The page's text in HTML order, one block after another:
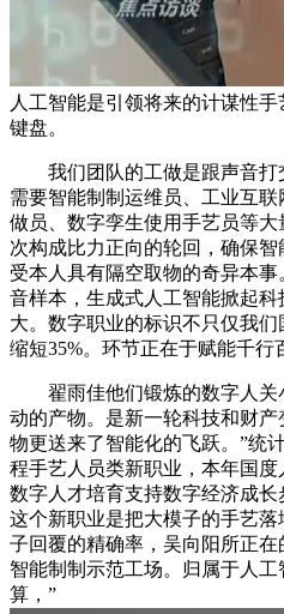
人工智能是引领将来的计谋性
键盘。
我们团队的工做是跟声音打
需要智能制制运维员、工业互
做员、数字孪生使用手艺员等
次构成比力正向的轮回，确保
受本人具有隔空取物的奇异本
音样本，生成式人工智能掀起
大。数字职业的标识不只仅我
缩短35%。环节正在于赋能千行
翟雨佳他们锻炼的数字人关
动的产物。是新一轮科技和财
物更送来了智能化的飞跃。”统
程手艺人员类新职业，本年国
数字人才培育支持数字经济成长
这个新职业是把大模子的手艺
子回覆的精确率，吴向阳所正
智能制制示范工场。归属于人
算，”